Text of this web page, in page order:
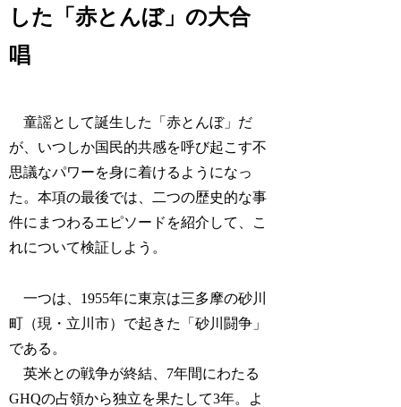
した「赤とんぼ」の大合
唱
童謡として誕生した「赤とんぼ」だ
が、いつしか国民的共感を呼び起こす不
思議なパワーを身に着けるようになっ
た。本項の最後では、二つの歴史的な事
件にまつわるエピソードを紹介して、こ
れについて検証しよう。
一つは、1955年に東京は三多摩の砂川
町（現・立川市）で起きた「砂川闘争」
である。
英米との戦争が終結、7年間にわたる
GHQの占領から独立を果たして3年。よ